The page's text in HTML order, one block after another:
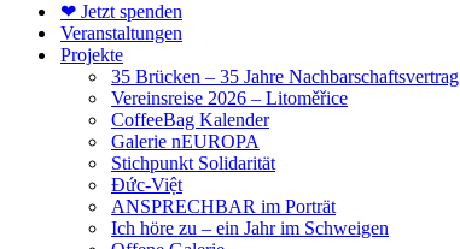
❤ Jetzt spenden
Veranstaltungen
Projekte
35 Brücken – 35 Jahre Nachbarschaftsvertrag
Vereinsreise 2026 – Litoměřice
CoffeeBag Kalender
Galerie nEUROPA
Stichpunkt Solidarität
Đức-Việt
ANSPRECHBAR im Porträt
Ich höre zu – ein Jahr im Schweigen